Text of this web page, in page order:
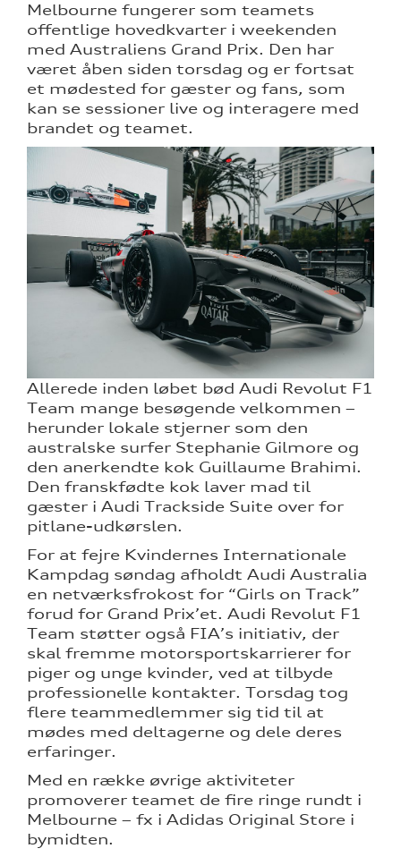
Melbourne fungerer som teamets
offentlige hovedkvarter i weekenden
med Australiens Grand Prix. Den har
været åben siden torsdag og er fortsat
et mødested for gæster og fans, som
kan se sessioner live og interagere med
brandet og teamet.
Allerede inden løbet bød Audi Revolut F1
Team mange besøgende velkommen –
herunder lokale stjerner som den
australske surfer Stephanie Gilmore og
den anerkendte kok Guillaume Brahimi.
Den franskfødte kok laver mad til
gæster i Audi Trackside Suite over for
pitlane-udkørslen.
For at fejre Kvindernes Internationale
Kampdag søndag afholdt Audi Australia
en netværksfrokost for “Girls on Track”
forud for Grand Prix’et. Audi Revolut F1
Team støtter også FIA’s initiativ, der
skal fremme motorsportskarrierer for
piger og unge kvinder, ved at tilbyde
professionelle kontakter. Torsdag tog
flere teammedlemmer sig tid til at
mødes med deltagerne og dele deres
erfaringer.
Med en række øvrige aktiviteter
promoverer teamet de fire ringe rundt i
Melbourne – fx i Adidas Original Store i
bymidten.